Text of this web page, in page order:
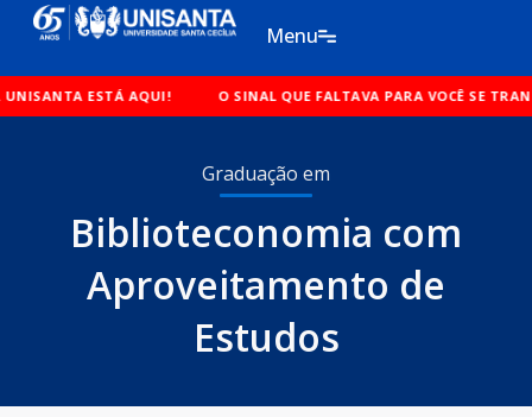
o
conteúdo
Menu
AQUI! O SINAL QUE FALTAVA PARA VOCÊ SE TRANSFERIR PARA
Graduação em
Biblioteconomia com
Aproveitamento de
Estudos